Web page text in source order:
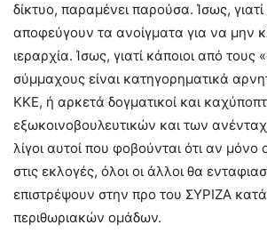
δίκτυο, παραμένει παρούσα. Ίσως, γιατί
αποφεύγουν τα ανοίγματα για να μην
ιεραρχία. Ίσως, γιατί κάποιοι από τους
σύμμαχους είναι κατηγορηματικά
ΚΚΕ, ή αρκετά δογματικοί και
εξωκοινοβουλευτικών και των
λίγοι αυτοί που φοβούνται ότι αν
στις εκλογές, όλοι οι άλλοι θα
επιστρέψουν στην προ του ΣΥΡΙΖΑ
περιθωριακών ομάδων.